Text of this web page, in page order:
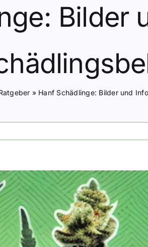
Bilder
» Hanf Schädlinge: Bilder und